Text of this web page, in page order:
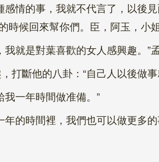
的事，我就不代言了，以後見
時候回來幫你們。臣，阿玉，小
是對葉喜歡的女人感興趣。”孟
斷他的八卦：“自己人以後做事
一年時間做准備。”
的時間裡，我們也可以做更多的